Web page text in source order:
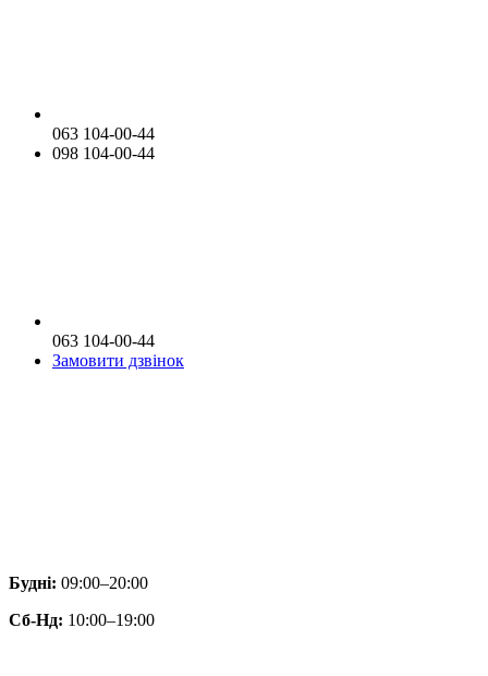
063 104-00-44
098 104-00-44
063 104-00-44
Замовити дзвінок
Будні: 09:00–20:00
Сб-Нд: 10:00–19:00